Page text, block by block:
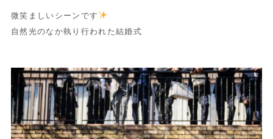
微笑ましいシーンです
自然光のなか執り行われた結婚式